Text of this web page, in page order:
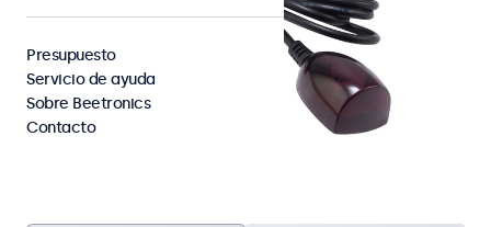
Presupuesto
Servicio de ayuda
Sobre Beetronics
Contacto